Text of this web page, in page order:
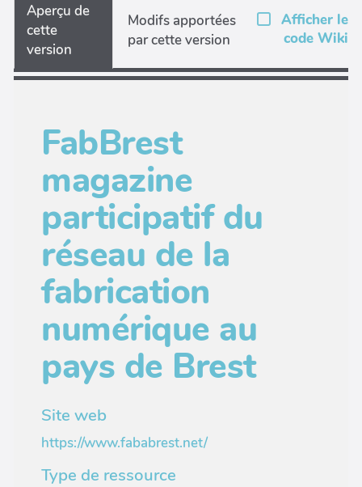
Aperçu de
cette
version
Modifs apportées
par cette version
Afficher le
code Wiki
FabBrest
magazine
participatif du
réseau de la
fabrication
numérique au
pays de Brest
Site web
https://www.fababrest.net/
Type de ressource